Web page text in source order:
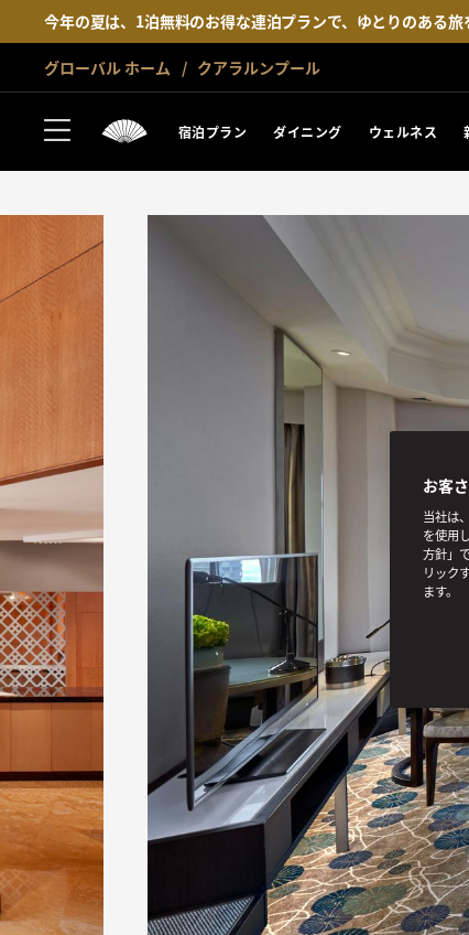
今年の夏は、1泊無料のお得な連泊プランで、ゆとりのある旅
グローバル ホーム クアラルンプール
宿泊プラン ダイニング ウェルネス
お客
当社は
を使用
方針」
リック
ます。